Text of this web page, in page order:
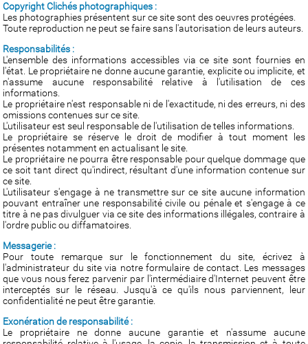
Copyright Clichés photographiques :
Les photographies présentent sur ce site sont des oeuvres protégées.
Toute reproduction ne peut se faire sans l'autorisation de leurs auteurs.
Responsabilités :
L'ensemble des informations accessibles via ce site sont fournies en
l'état. Le propriétaire ne donne aucune garantie, explicite ou implicite, et
n'assume aucune responsabilité relative à l'utilisation de ces
informations.
Le propriétaire n'est responsable ni de l'exactitude, ni des erreurs, ni des
omissions contenues sur ce site.
L'utilisateur est seul responsable de l'utilisation de telles informations.
Le propriétaire se réserve le droit de modifier à tout moment les
présentes notamment en actualisant le site.
Le propriétaire ne pourra être responsable pour quelque dommage que
ce soit tant direct qu'indirect, résultant d'une information contenue sur
ce site.
L'utilisateur s'engage à ne transmettre sur ce site aucune information
pouvant entraîner une responsabilité civile ou pénale et s'engage à ce
titre à ne pas divulguer via ce site des informations illégales, contraire à
l'ordre public ou diffamatoires.
Messagerie :
Pour toute remarque sur le fonctionnement du site, écrivez à
l'administrateur du site via notre formulaire de contact. Les messages
que vous nous ferez parvenir par l'intermédiaire d'Internet peuvent être
interceptés sur le réseau. Jusqu'à ce qu'ils nous parviennent, leur
confidentialité ne peut être garantie.
Exonération de responsabilité :
Le propriétaire ne donne aucune garantie et n'assume aucune